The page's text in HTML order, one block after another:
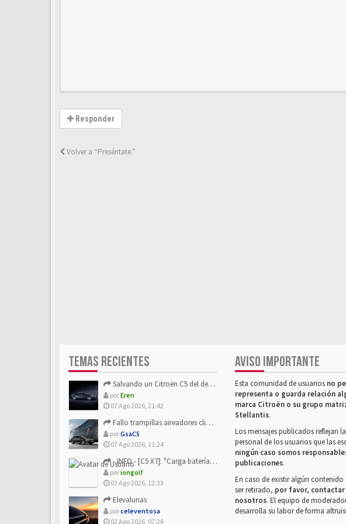
Responder
Volver a “Preséntate.”
TEMAS RECIENTES
Salvando un Citroën C5 del desguace: Presentación y seguimiento
porEren
07 Ago 2026, 21:42
Fallo trampillas aireadores climatizador
porGsaC5
07 Ago 2026, 11:24
- INFO - [C5 X7]: "Carga batería o alimentación eléctri...
poriongolf
03 Ago 2026, 12:33
Elevalunas
porceleventosa
02 Ago 2026, 07:26
AVISO IMPORTANTE
Esta comunidad de usuarios no
representa o guarda relación
marca Citroën o su grupo
Stellantis.
Los mensajes publicados reflejan
personal de los usuarios que las
ningún caso somos
publicaciones.
En caso de existir algún contenido
ser retirado, por favor, contactar
nosotros. El equipo de
desarrolla su labor de forma